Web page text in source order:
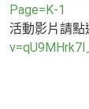
Page=K-1
活動影片請點